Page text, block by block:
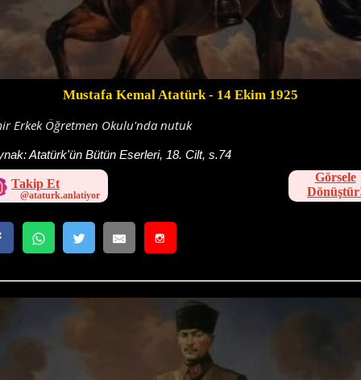
Mustafa Kemal Atatürk- 14 Ekim 1925
Erkek Öğretmen Okulu'nda nutuk
Atatürk'ün Bütün Eserleri, 18. Cilt, s.74
Takip Et
Görsele